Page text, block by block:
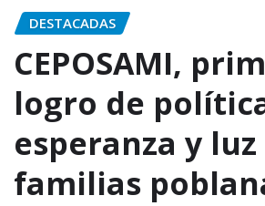
DESTACADAS
CEPOSAMI,
logro de
esperanza y
familias